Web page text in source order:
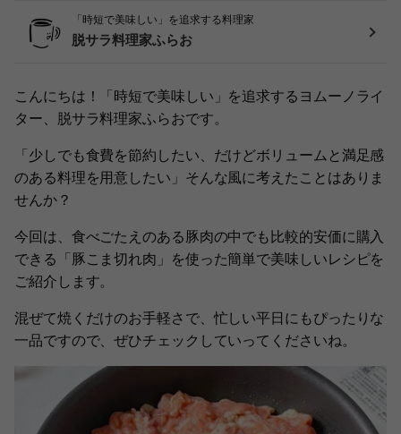
「時短で美味しい」を追求する料理家
脱サラ料理家ふらお
こんにちは！「時短で美味しい」を追求するヨムーノライ
ター、脱サラ料理家ふらおです。
「少しでも食費を節約したい、だけどボリュームと満足感
のある料理を用意したい」そんな風に考えたことはありま
せんか？
今回は、食べごたえのある豚肉の中でも比較的安価に購入
できる「豚こま切れ肉」を使った簡単で美味しいレシピを
ご紹介します。
混ぜて焼くだけのお手軽さで、忙しい平日にもぴったりな
一品ですので、ぜひチェックしていってくださいね。